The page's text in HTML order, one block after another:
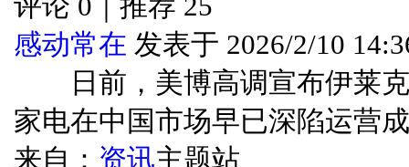
感动常在 发表于 2026/2/10
日前，美博高调宣布伊莱克
家电在中国市场早已深陷运营
来自： 资讯主题站